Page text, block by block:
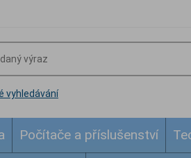
vyhledávání
Počítače a příslušenství